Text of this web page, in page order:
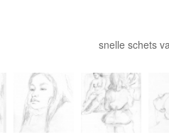
snelle schets